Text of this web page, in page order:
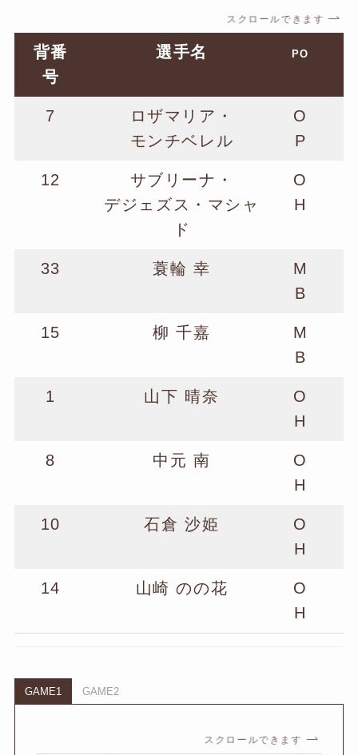
スクロールできます
背番
号
選手名 PO
7
ロザマリア・
モンチベレル
O
P
12
サブリーナ・
デジェズス・マシャ
ド
O
H
33 蓑輪 幸
M
B
15 柳 千嘉
M
B
1 山下 晴奈
O
H
8 中元 南
O
H
10 石倉 沙姫
O
H
14 山崎 のの花
O
H
GAME1 GAME2
スクロールできます